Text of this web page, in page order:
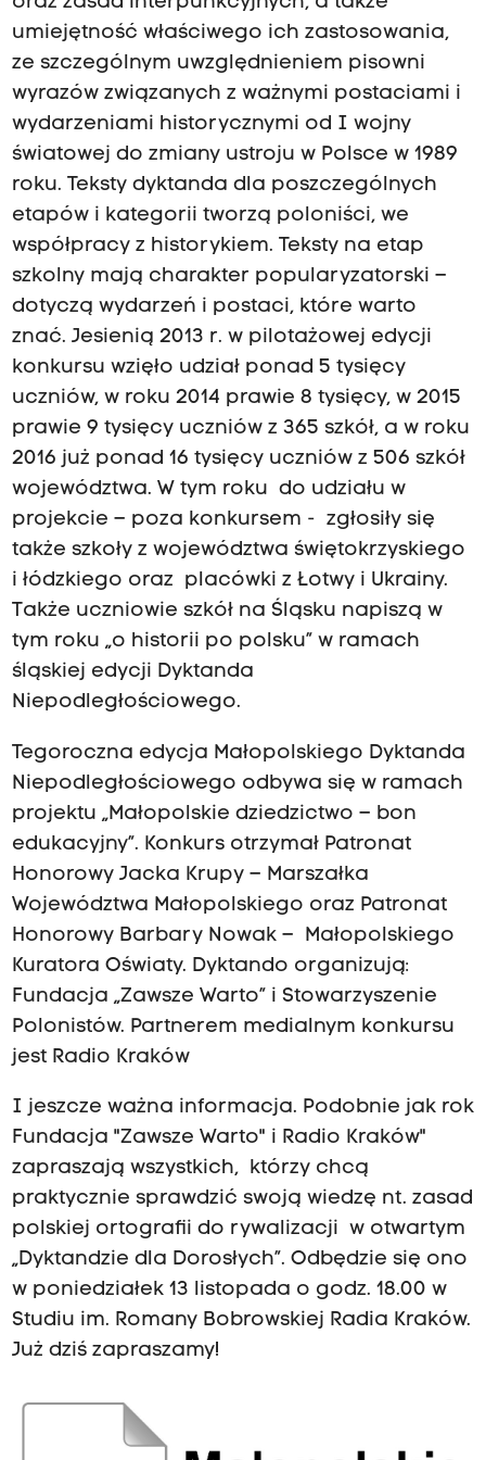
umiejętność właściwego ich zastosowania,
ze szczególnym uwzględnieniem pisowni
wyrazów związanych z ważnymi postaciami i
wydarzeniami historycznymi od I wojny
światowej do zmiany ustroju w Polsce w 1989
roku. Teksty dyktanda dla poszczególnych
etapów i kategorii tworzą poloniści, we
współpracy z historykiem. Teksty na etap
szkolny mają charakter popularyzatorski –
dotyczą wydarzeń i postaci, które warto
znać. Jesienią 2013 r. w pilotażowej edycji
konkursu wzięło udział ponad 5 tysięcy
uczniów, w roku 2014 prawie 8 tysięcy, w 2015
prawie 9 tysięcy uczniów z 365 szkół, a w roku
2016 już ponad 16 tysięcy uczniów z 506 szkół
województwa. W tym roku do udziału w
projekcie – poza konkursem - zgłosiły się
także szkoły z województwa świętokrzyskiego
i łódzkiego oraz placówki z Łotwy i Ukrainy.
Także uczniowie szkół na Śląsku napiszą w
tym roku „o historii po polsku” w ramach
śląskiej edycji Dyktanda
Niepodległościowego.
Tegoroczna edycja Małopolskiego Dyktanda
Niepodległościowego odbywa się w ramach
projektu „Małopolskie dziedzictwo – bon
edukacyjny”. Konkurs otrzymał Patronat
Honorowy Jacka Krupy – Marszałka
Województwa Małopolskiego oraz Patronat
Honorowy Barbary Nowak – Małopolskiego
Kuratora Oświaty. Dyktando organizują:
Fundacja „Zawsze Warto” i Stowarzyszenie
Polonistów. Partnerem medialnym konkursu
jest Radio Kraków
I jeszcze ważna informacja. Podobnie jak rok
Fundacja "Zawsze Warto" i Radio Kraków"
zapraszają wszystkich, którzy chcą
praktycznie sprawdzić swoją wiedzę nt. zasad
polskiej ortografii do rywalizacji w otwartym
„Dyktandzie dla Dorosłych”. Odbędzie się ono
w poniedziałek 13 listopada o godz. 18.00 w
Studiu im. Romany Bobrowskiej Radia Kraków.
Już dziś zapraszamy!